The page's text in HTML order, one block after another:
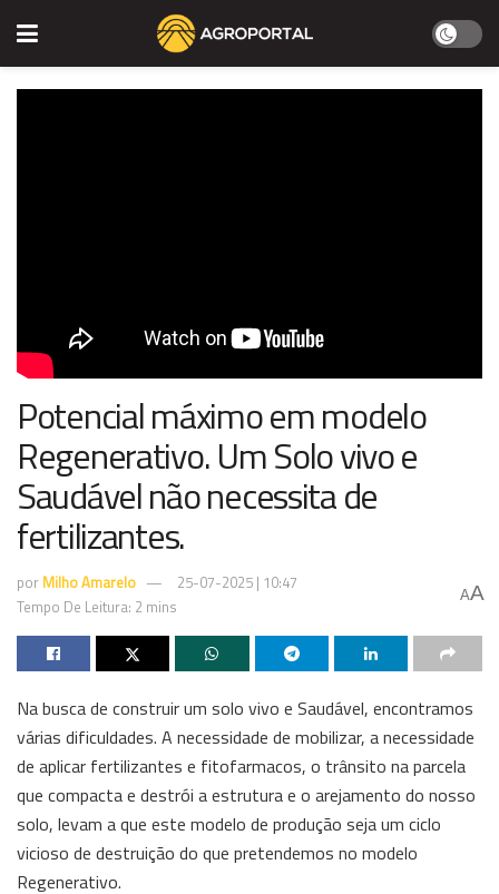
Potencial máximo em modelo
Regenerativo. Um Solo vivo e
Saudável não necessita de
fertilizantes.
por Milho Amarelo
25-07-2025 | 10:47
Tempo De Leitura: 2 mins
AA
Na busca de construir um solo vivo e Saudável, encontramos
várias dificuldades. A necessidade de mobilizar, a necessidade
de aplicar fertilizantes e fitofarmacos, o trânsito na parcela
que compacta e destrói a estrutura e o arejamento do nosso
solo, levam a que este modelo de produção seja um ciclo
vicioso de destruição do que pretendemos no modelo
Regenerativo.